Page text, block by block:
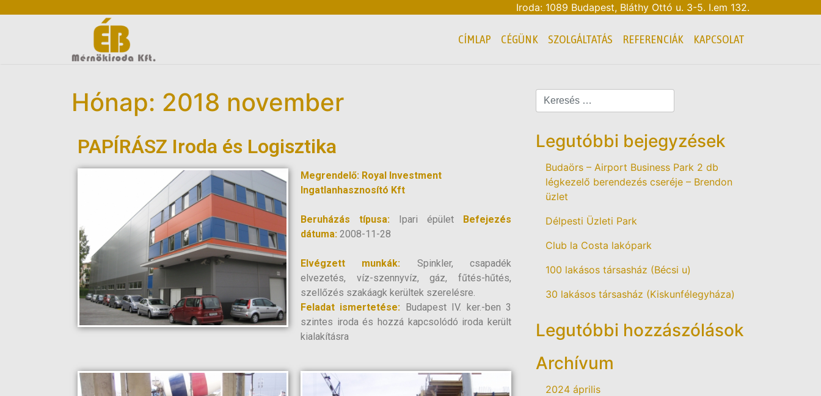
Iroda: 1089 Budapest, Bláthy Ottó u. 3-5. I.em 132.
CÍMLAP CÉGÜNK SZOLGÁLTATÁS REFERENCIÁK KAPCSOLAT
Hónap: 2018 november
PAPÍRÁSZ Iroda és Logisztika
Megrendelő: Royal Investment
Ingatlanhasznosító Kft
Beruházás típusa: Ipari épület Befejezés
dátuma: 2008-11-28
Elvégzett munkák: Spinkler, csapadék
elvezetés, víz-szennyvíz, gáz, fűtés-hűtés,
szellőzés szakáagk kerültek szerelésre.
Feladat ismertetése: Budapest IV. ker.-ben 3
szintes iroda és hozzá kapcsolódó iroda került
kialakításra
Legutóbbi bejegyzések
Budaörs – Airport Business Park 2 db
légkezelő berendezés cseréje – Brendon
üzlet
Délpesti Üzleti Park
Club la Costa lakópark
100 lakásos társasház (Bécsi u)
30 lakásos társasház (Kiskunfélegyháza)
Legutóbbi hozzászólások
Archívum
2024 április